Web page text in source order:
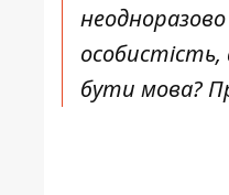
бути мова?